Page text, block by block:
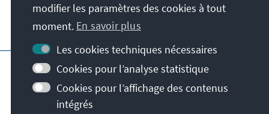
Visitez aussi
Impressum
Protection des données
Conditions d'utilisation
Déclaration d'accessibilité
Signaler un obstacle
modifier les paramètres des cookies à tout
moment. En savoir plus
Les cookies techniques nécessaires
Cookies pour l’analyse statistique
Cookies pour l’affichage des contenus
intégrés